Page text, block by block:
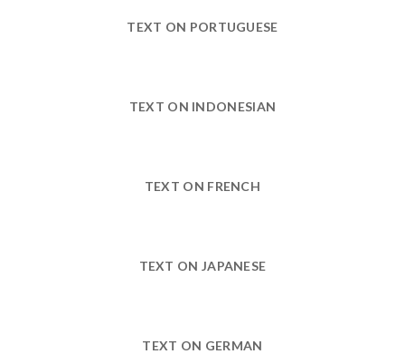
TEXT ON PORTUGUESE
TEXT ON INDONESIAN
TEXT ON FRENCH
TEXT ON JAPANESE
TEXT ON GERMAN